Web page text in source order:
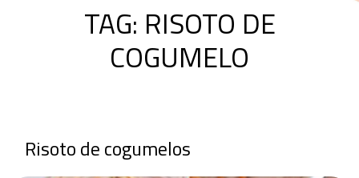
TAG: RISOTO DE
COGUMELO
Risoto de cogumelos